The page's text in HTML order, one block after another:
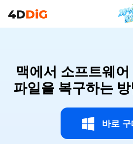
맥에서 소프트웨
파일을 복구하는 방
바로 구